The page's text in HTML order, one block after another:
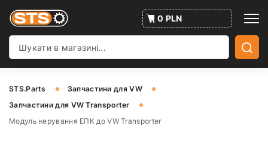
0 PLN
STS.Parts
Запчастини для VW
Запчастини для VW Transporter
Модуль керування ЕПК до VW Transporter